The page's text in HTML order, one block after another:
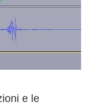
e le